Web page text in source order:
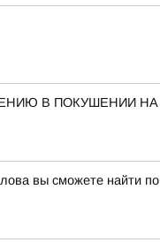
В ПОКУШЕНИИ
вы сможете найти